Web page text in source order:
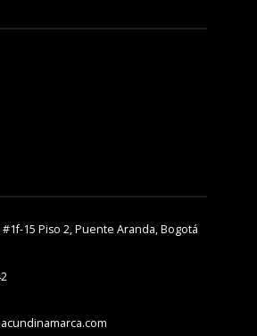
#1f-15 Piso 2, Puente Aranda, Bogotá